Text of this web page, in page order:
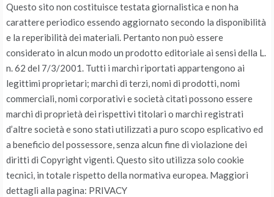
Questo sito non costituisce testata giornalistica e non ha
carattere periodico essendo aggiornato secondo la disponibilità
e la reperibilità dei materiali. Pertanto non può essere
considerato in alcun modo un prodotto editoriale ai sensi della L.
n. 62 del 7/3/2001. Tutti i marchi riportati appartengono ai
legittimi proprietari; marchi di terzi, nomi di prodotti, nomi
commerciali, nomi corporativi e società citati possono essere
marchi di proprietà dei rispettivi titolari o marchi registrati
d’altre società e sono stati utilizzati a puro scopo esplicativo ed
a beneficio del possessore, senza alcun fine di violazione dei
diritti di Copyright vigenti. Questo sito utilizza solo cookie
tecnici, in totale rispetto della normativa europea. Maggiori
dettagli alla pagina: PRIVACY